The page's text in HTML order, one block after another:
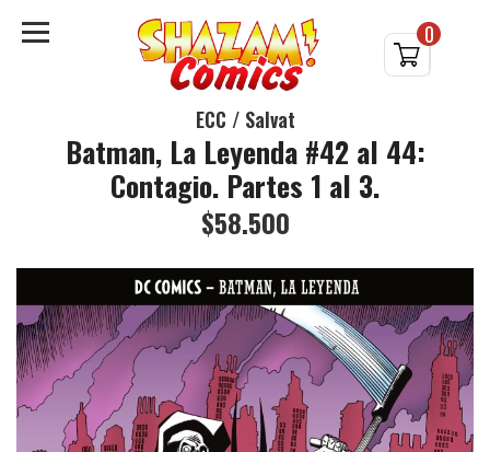
0
ECC / Salvat
Batman, La Leyenda #42 al 44:
Contagio. Partes 1 al 3.
$58.500